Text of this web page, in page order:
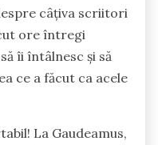
câțiva scriitori
ore întregi
îi întâlnesc și să
ce a făcut ca acele
La Gaudeamus,